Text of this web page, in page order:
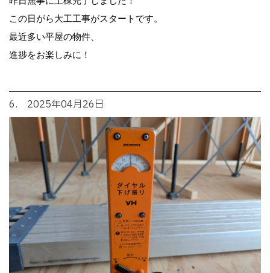
この日がら大工工事がスタートです。
最近多い平屋の物件、
進捗をお楽しみに！
6. 2025年04月26日